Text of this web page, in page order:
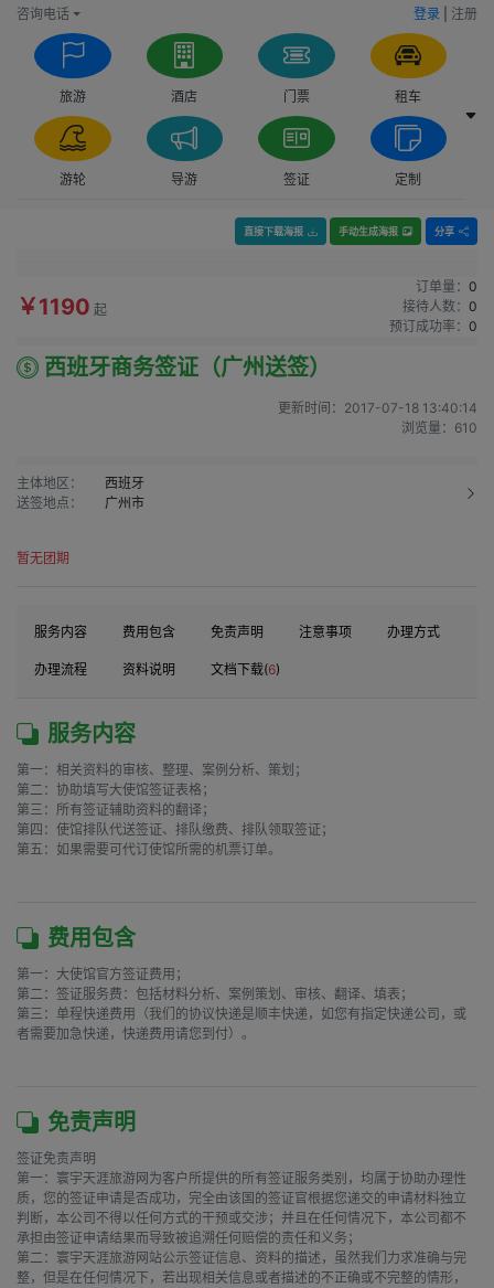
咨询电话 登录 注册
旅游 酒店 门票 租车
游轮 导游 签证 定制
直接下载海报 手动生成海报 分享
￥1190 起
订单量： 0
接待人数： 0
预订成功率： 0
西班牙商务签证（广州送签）
更新时间： 2017-07-18 13:40:14
浏览量： 610
主体地区：
西班牙
送签地点：
广州市
暂无团期
服务内容 费用包含 免责声明 注意事项 办理方式
办理流程 资料说明 文档下载(6)
服务内容
第一：相关资料的审核、整理、案例分析、策划；
第二：协助填写大使馆签证表格；
第三：所有签证辅助资料的翻译；
第四：使馆排队代送签证、排队缴费、排队领取签证；
第五：如果需要可代订使馆所需的机票订单。
费用包含
第一：大使馆官方签证费用；
第二：签证服务费：包括材料分析、案例策划、审核、翻译、填表；
第三：单程快递费用（我们的协议快递是顺丰快递，如您有指定快递公司，或
者需要加急快递，快递费用请您到付）。
免责声明
签证免责声明
第一：寰宇天涯旅游网为客户所提供的所有签证服务类别，均属于协助办理性
质，您的签证申请是否成功，完全由该国的签证官根据您递交的申请材料独立
判断，本公司不得以任何方式的干预或交涉；并且在任何情况下，本公司都不
承担由签证申请结果而导致被追溯任何赔偿的责任和义务；
第二：寰宇天涯旅游网站公示签证信息、资料的描述，虽然我们力求准确与完
整，但是在任何情况下，若出现相关信息或者描述的不正确或不完整的情形，